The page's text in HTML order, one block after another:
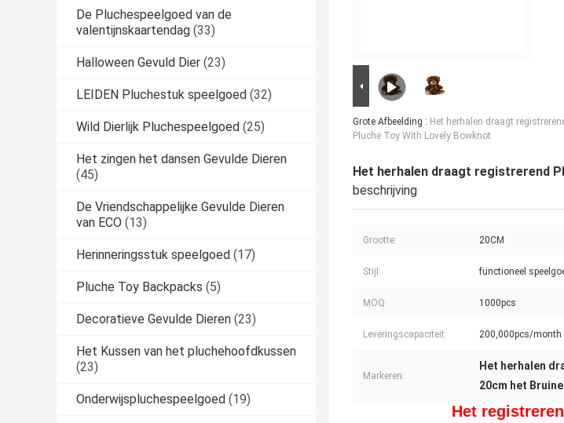
De Pluchespeelgoed van de
valentijnskaartendag (33)
Halloween Gevuld Dier (23)
LEIDEN Pluchestuk speelgoed (32)
Wild Dierlijk Pluchespeelgoed (25)
Het zingen het dansen Gevulde Dieren
(45)
De Vriendschappelijke Gevulde Dieren
van ECO (13)
Herinneringsstuk speelgoed (17)
Pluche Toy Backpacks (5)
Decoratieve Gevulde Dieren (23)
Het Kussen van het pluchehoofdkussen
(23)
Onderwijspluchespeelgoed (19)
Grote Afbeelding : Het herhalen draagt
Pluche Toy With Lovely Bowknot
Het herhalen draagt registrerend
beschrijving
Grootte: 20CM
Stijl: functioneel
MOQ: 1000pcs
Leveringscapaciteit: 200,000pcs/month
Markeren:
Het herhalen
20cm het
Het